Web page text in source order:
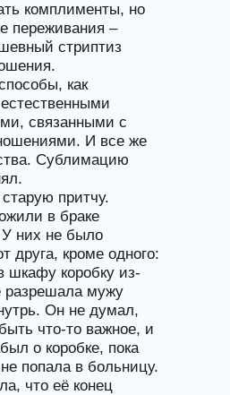
комплименты, но
переживания –
стриптиз
как
связанными с
И все же
Сублимацию
притчу.
в браке
У них не было
друга, кроме одного:
шкафу коробку из-
разрешала мужу
Он не думал,
что-то важное, и
о коробке, пока
попала в больницу.
что её конец